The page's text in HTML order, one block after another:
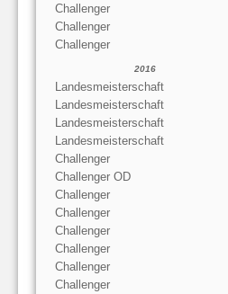
Challenger
Challenger
Challenger
2016
Landesmeisterschaft
Landesmeisterschaft
Landesmeisterschaft
Landesmeisterschaft
Challenger
Challenger OD
Challenger
Challenger
Challenger
Challenger
Challenger
Challenger